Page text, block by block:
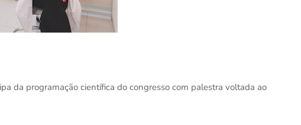
da programação científica do congresso com palestra voltada ao